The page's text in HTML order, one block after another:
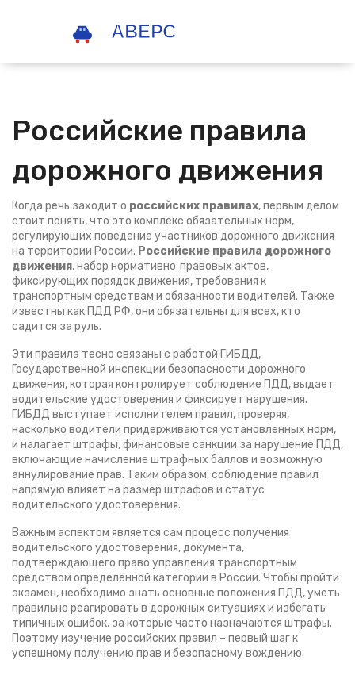
Российские правила
дорожного движения
Когда речь заходит о российских правилах, первым делом
стоит понять, что это комплекс обязательных норм,
регулирующих поведение участников дорожного движения
на территории России. Российские правила дорожного
движения,набор нормативно‑правовых актов,
фиксирующих порядок движения, требования к
транспортным средствам и обязанности водителей. Также
известны как ПДД РФ, они обязательны для всех, кто
садится за руль.
Эти правила тесно связаны с работой ГИБДД,
Государственной инспекции безопасности дорожного
движения, которая контролирует соблюдение ПДД, выдает
водительские удостоверения и фиксирует нарушения.
ГИБДД выступает исполнителем правил, проверяя,
насколько водители придерживаются установленных норм,
и налагает штрафы,финансовые санкции за нарушение ПДД,
включающие начисление штрафных баллов и возможную
аннулирование прав. Таким образом, соблюдение правил
напрямую влияет на размер штрафов и статус
водительского удостоверения.
Важным аспектом является сам процесс получения
водительского удостоверения,документа,
подтверждающего право управления транспортным
средством определённой категории в России. Чтобы пройти
экзамен, необходимо знать основные положения ПДД, уметь
правильно реагировать в дорожных ситуациях и избегать
типичных ошибок, за которые часто назначаются штрафы.
Поэтому изучение российских правил – первый шаг к
успешному получению прав и безопасному вождению.